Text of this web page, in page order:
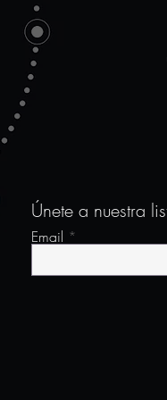
liderazgo y visión
Únete a nuestra
Email